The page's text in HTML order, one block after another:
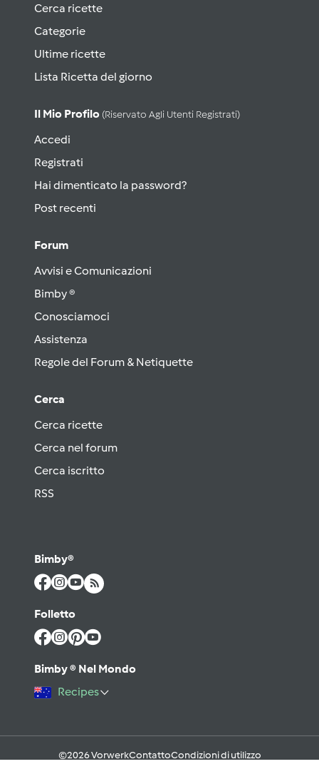
Cerca ricette
Categorie
Ultime ricette
Lista Ricetta del giorno
Il Mio Profilo (riservato Agli Utenti Registrati)
Accedi
Registrati
Hai dimenticato la password?
Post recenti
Forum
Avvisi e Comunicazioni
Bimby ®
Conosciamoci
Assistenza
Regole del Forum & Netiquette
Cerca
Cerca ricette
Cerca nel forum
Cerca iscritto
RSS
Bimby®
Folletto
Bimby ® Nel Mondo
Recipes
©2026 VorwerkContattoCondizioni di utilizzo